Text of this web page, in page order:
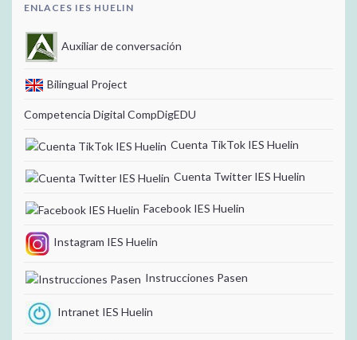
ENLACES IES HUELIN
Auxiliar de conversación
Bilingual Project
Competencia Digital CompDigEDU
Cuenta TikTok IES Huelin
Cuenta Twitter IES Huelin
Facebook IES Huelin
Instagram IES Huelin
Instrucciones Pasen
Intranet IES Huelin